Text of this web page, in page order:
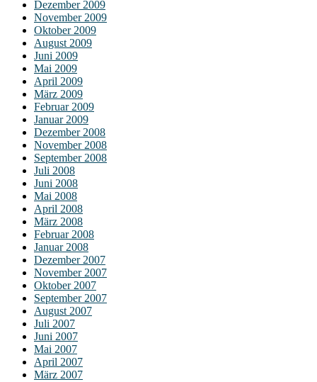
Dezember 2009
November 2009
Oktober 2009
August 2009
Juni 2009
Mai 2009
April 2009
März 2009
Februar 2009
Januar 2009
Dezember 2008
November 2008
September 2008
Juli 2008
Juni 2008
Mai 2008
April 2008
März 2008
Februar 2008
Januar 2008
Dezember 2007
November 2007
Oktober 2007
September 2007
August 2007
Juli 2007
Juni 2007
Mai 2007
April 2007
März 2007